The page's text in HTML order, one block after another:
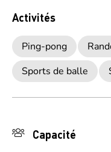
Activités
Ping-pong
Sports de balle
Capacité